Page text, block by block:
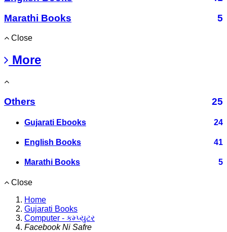
Marathi Books
5
Close
More
Others 25
Gujarati Ebooks 24
English Books 41
Marathi Books 5
Close
Home
Gujarati Books
Computer - કમ્પ્યુટર
Facebook Ni Safre